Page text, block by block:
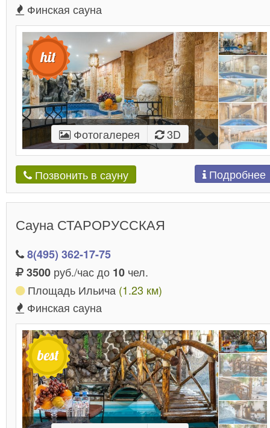
Финская сауна
Фотогалерея 3D
Позвонить в сауну Подробнее
Сауна СТАРОРУССКАЯ
8(495) 362-17-75
3500 руб./час до 10 чел.
Площадь Ильича (1.23 км)
Финская сауна